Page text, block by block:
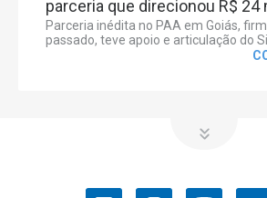
parceria que direcionou R$ 24
Parceria inédita no PAA em Goiás,
passado, teve apoio e articulação do